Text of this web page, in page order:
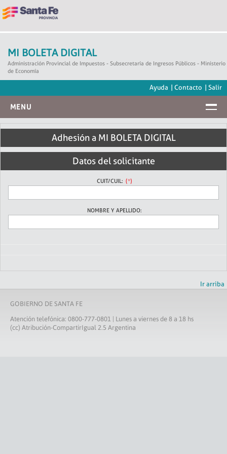
MI BOLETA DIGITAL
Administración Provincial de Impuestos - Subsecretaría de Ingresos Públicos - Ministerio
de Economía
| Salir
| Contacto
Ayuda
MENU
ADHESIÓN
DESUSCRIPCIÓN
Adhesión a MI BOLETA DIGITAL
Datos del solicitante
CUIT/CUIL:
NOMBRE Y APELLIDO:
Ir arriba